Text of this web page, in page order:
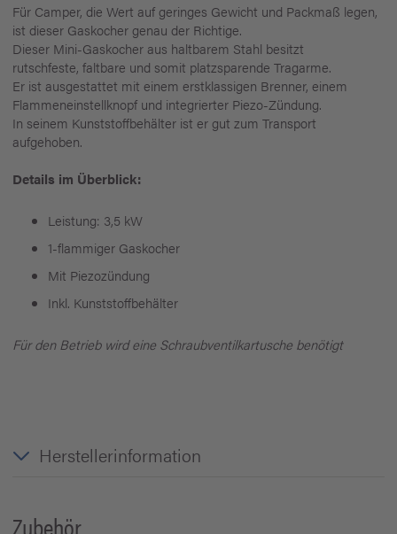
Für Camper, die Wert auf geringes Gewicht und Packmaß legen,
ist dieser Gaskocher genau der Richtige.
Dieser Mini-Gaskocher aus haltbarem Stahl besitzt
rutschfeste, faltbare und somit platzsparende Tragarme.
Er ist ausgestattet mit einem erstklassigen Brenner, einem
Flammeneinstellknopf und integrierter Piezo-Zündung.
In seinem Kunststoffbehälter ist er gut zum Transport
aufgehoben.
Details im Überblick:
Leistung: 3,5 kW
1-flammiger Gaskocher
Mit Piezozündung
Inkl. Kunststoffbehälter
Für den Betrieb wird eine Schraubventilkartusche benötigt
Herstellerinformation
Zubehör